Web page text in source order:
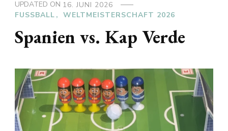
UPDATED ON 16. JUNI 2026
FUSSBALL
WELTMEISTERSCHAFT 2026
Spanien vs. Kap Verde